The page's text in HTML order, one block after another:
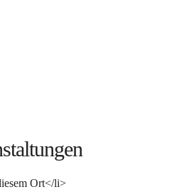
Ort</li>